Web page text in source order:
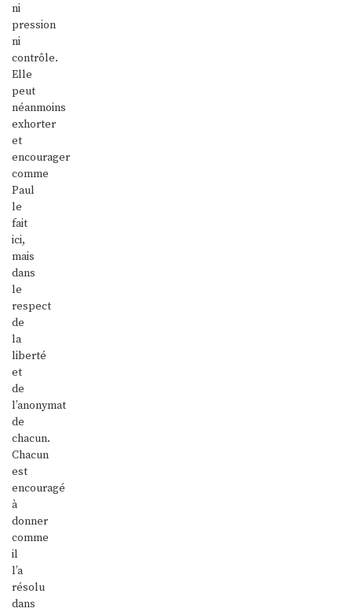
ni
pression
ni
contrôle.
Elle
peut
néanmoins
exhorter
et
encourager
comme
Paul
le
fait
ici,
mais
dans
le
respect
de
la
liberté
et
de
l’anonymat
de
chacun.
Chacun
est
encouragé
à
donner
comme
il
l’a
résolu
dans